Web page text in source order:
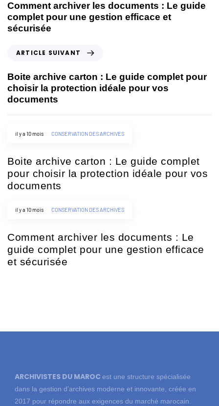
Comment archiver les documents : Le guide
complet pour une gestion efficace et
sécurisée
ARTICLE SUIVANT
Boite archive carton : Le guide complet pour
choisir la protection idéale pour vos
documents
il y a 10 mois CONSERVATION DES ARCHIVES
Boite archive carton : Le guide complet
pour choisir la protection idéale pour vos
documents
il y a 10 mois CONSERVATION DES ARCHIVES
Comment archiver les documents : Le
guide complet pour une gestion efficace
et sécurisée
ARCHIVISTES DU MAROC est une structure spécialisée
dans la gestion d’archives moderne et innovante, créée en
2017 pour répondre aux exigences du marché marocain.